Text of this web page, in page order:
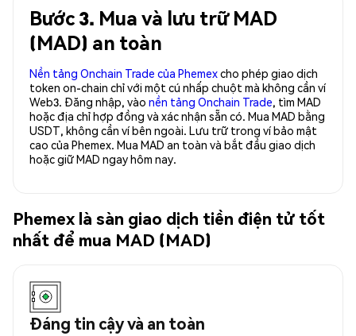
Bước 3. Mua và lưu trữ MAD
(MAD) an toàn
Nền tảng Onchain Trade của Phemexcho phép giao dịch
token on-chain chỉ với một cú nhấp chuột mà không cần ví
Web3. Đăng nhập, vào nền tảng Onchain Trade, tìm MAD
hoặc địa chỉ hợp đồng và xác nhận sẵn có. Mua MAD bằng
USDT, không cần ví bên ngoài. Lưu trữ trong ví bảo mật
cao của Phemex. Mua MAD an toàn và bắt đầu giao dịch
hoặc giữ MAD ngay hôm nay.
Phemex là sàn giao dịch tiền điện tử tốt
nhất để mua MAD (MAD)
Đáng tin cậy và an toàn